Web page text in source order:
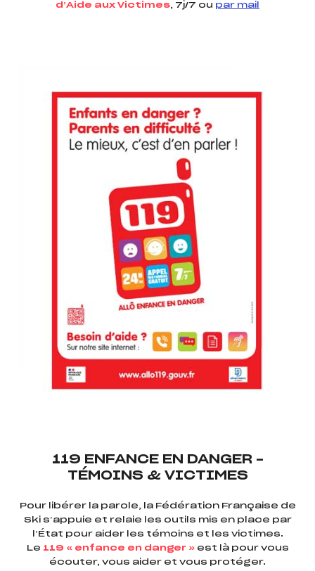
d’Aide aux Victimes, 7j/7 ou par mail
119 ENFANCE EN DANGER –
TÉMOINS & VICTIMES
Pour libérer la parole, la Fédération Française de
Ski s’appuie et relaie les outils mis en place par
l’État pour aider les témoins et les victimes.
Le 119 « enfance en danger »est là pour vous
écouter, vous aider et vous protéger.